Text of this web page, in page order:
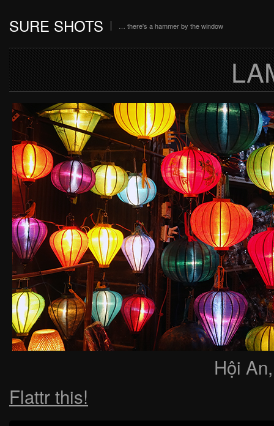
SURE SHOTS … there's a hammer by the window
Hội
Flattr this!